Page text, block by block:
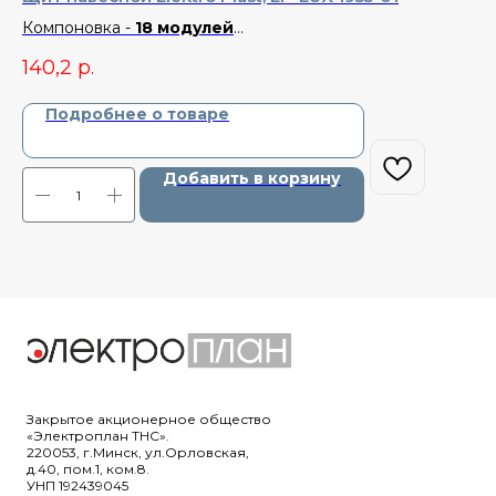
Компоновка - 18 модулей
Материал -
140,2 р.
Подробнее о товаре
Добавить в корзину
Закрытое акционерное общество
«Электроплан ТНС».
220053, г.Минск, ул.Орловская,
д.40, пом.1, ком.8.
УНП 192439045